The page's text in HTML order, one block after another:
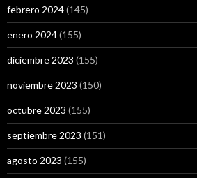
febrero 2024(145)
enero 2024(155)
diciembre 2023 (155)
noviembre 2023 (150)
octubre 2023 (155)
septiembre 2023 (151)
agosto 2023 (155)